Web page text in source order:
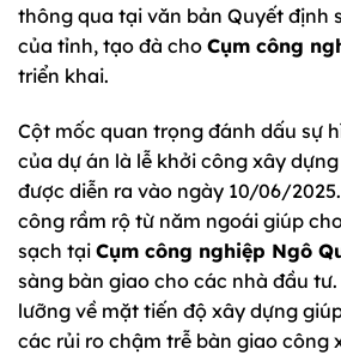
thông qua tại văn bản Quyết định
của tỉnh, tạo đà cho Cụm công
triển khai.
Cột mốc quan trọng đánh dấu sự
của dự án là lễ khởi công xây
được diễn ra vào ngày 10/06/
công rầm rộ từ năm ngoái giúp
sạch tại Cụm công nghiệp Ngô
sàng bàn giao cho các nhà đầu
lưỡng về mặt tiến độ xây dựng
các rủi ro chậm trễ bàn giao công